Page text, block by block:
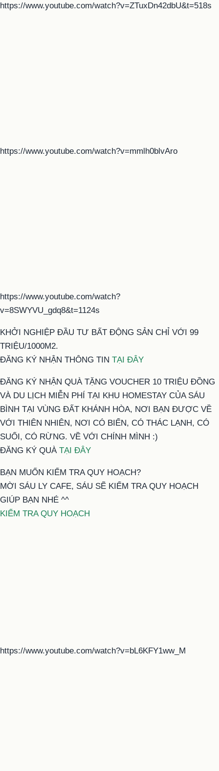
https://www.youtube.com/watch?v=ZTuxDn42dbU&t=518s
https://www.youtube.com/watch?v=mmlh0blvAro
https://www.youtube.com/watch?
v=8SWYVU_gdq8&t=1124s
KHỞI NGHIỆP ĐẦU TƯ BẤT ĐỘNG SẢN CHỈ VỚI 99
TRIỆU/1000M2.
ĐĂNG KÝ NHẬN THÔNG TIN TẠI ĐÂY
ĐĂNG KÝ NHẬN QUÀ TẶNG VOUCHER 10 TRIỆU ĐỒNG
VÀ DU LỊCH MIỄN PHÍ TẠI KHU HOMESTAY CỦA SÁU
BÌNH TẠI VÙNG ĐẤT KHÁNH HÒA, NƠI BẠN ĐƯỢC VỀ
VỚI THIÊN NHIÊN, NƠI CÓ BIỂN, CÓ THÁC LẠNH, CÓ
SUỐI, CÓ RỪNG. VỀ VỚI CHÍNH MÌNH :)
ĐĂNG KÝ QUÀ TẠI ĐÂY
BẠN MUỐN KIỂM TRA QUY HOẠCH?
MỜI SÁU LY CAFE, SÁU SẼ KIỂM TRA QUY HOẠCH
GIÚP BẠN NHÉ ^^
KIỂM TRA QUY HOẠCH
https://www.youtube.com/watch?v=bL6KFY1ww_M